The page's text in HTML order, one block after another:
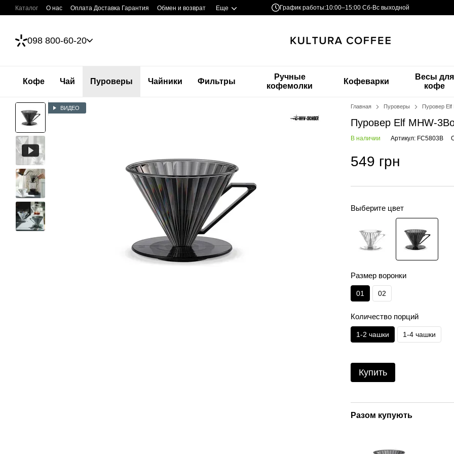
Перейти к основному контенту
Каталог О нас Оплата Доставка Гарантия Обмен и возврат Еще График работы:10:00–15:00 Сб-Вс выходной
098 800-60-20
Кофе Чай Пуроверы Чайники Фильтры
Ручные
кофемолки
Кофеварки
Весы для
кофе
ВИДЕО Главная Пуроверы Пуровер Elf
Пуровер Elf MHW-
В наличии Артикул: FC5803B
549 грн
Выберите цвет
Размер воронки
01 02
Количество порций
1-2 чашки 1-4 чашки
Купить
Разом купують